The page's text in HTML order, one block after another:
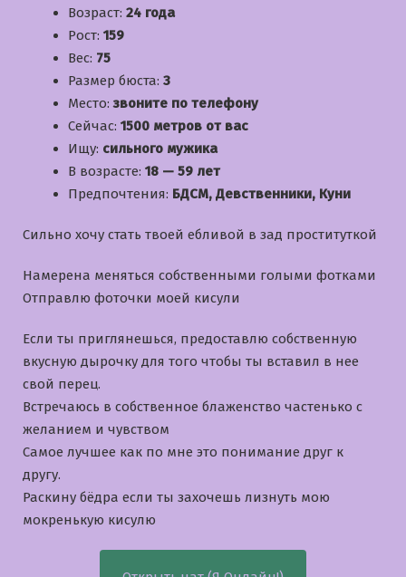
Возраст: 24 года
Рост: 159
Вес: 75
Размер бюста: 3
Место:звоните по телефону
Сейчас: 1500 метров от вас
Ищу: сильного мужика
В возрасте: 18 — 59 лет
Предпочтения: БДСМ, Девственники, Куни
Сильно хочу стать твоей ебливой в зад проституткой
Намерена меняться собственными голыми фотками
Отправлю фоточки моей кисули
Если ты приглянешься, предоставлю собственную
вкусную дырочку для того чтобы ты вставил в нее
свой перец.
Встречаюсь в собственное блаженство частенько с
желанием и чувством
Самое лучшее как по мне это понимание друг к
другу.
Раскину бёдра если ты захочешь лизнуть мою
мокренькую кисулю